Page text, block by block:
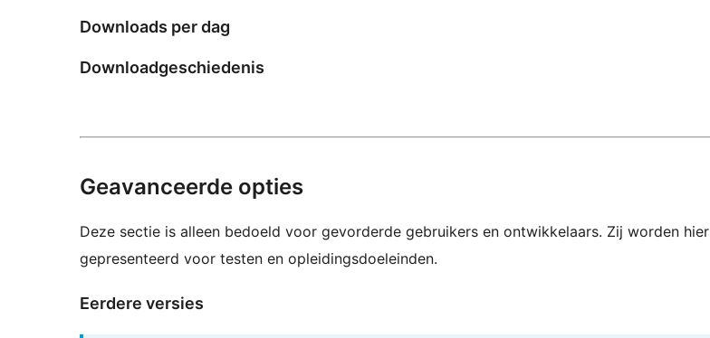
Downloads per dag
Downloadgeschiedenis
Geavanceerde opties
Deze sectie is alleen bedoeld voor gevorderde gebruikers en ontwikkelaars. Zij worden hier
gepresenteerd voor testen en opleidingsdoeleinden.
Eerdere versies